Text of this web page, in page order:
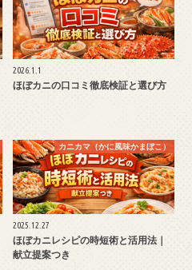
2026.1.1
ほぼカニの口コミ徹底検証と選び方
カニカマ（かに風味かまぼこ）
2025.12.27
ほぼカニレシピの時短術と活用法｜
献立提案つき